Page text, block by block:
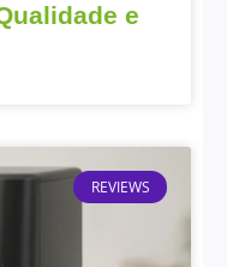
e
REVIEWS